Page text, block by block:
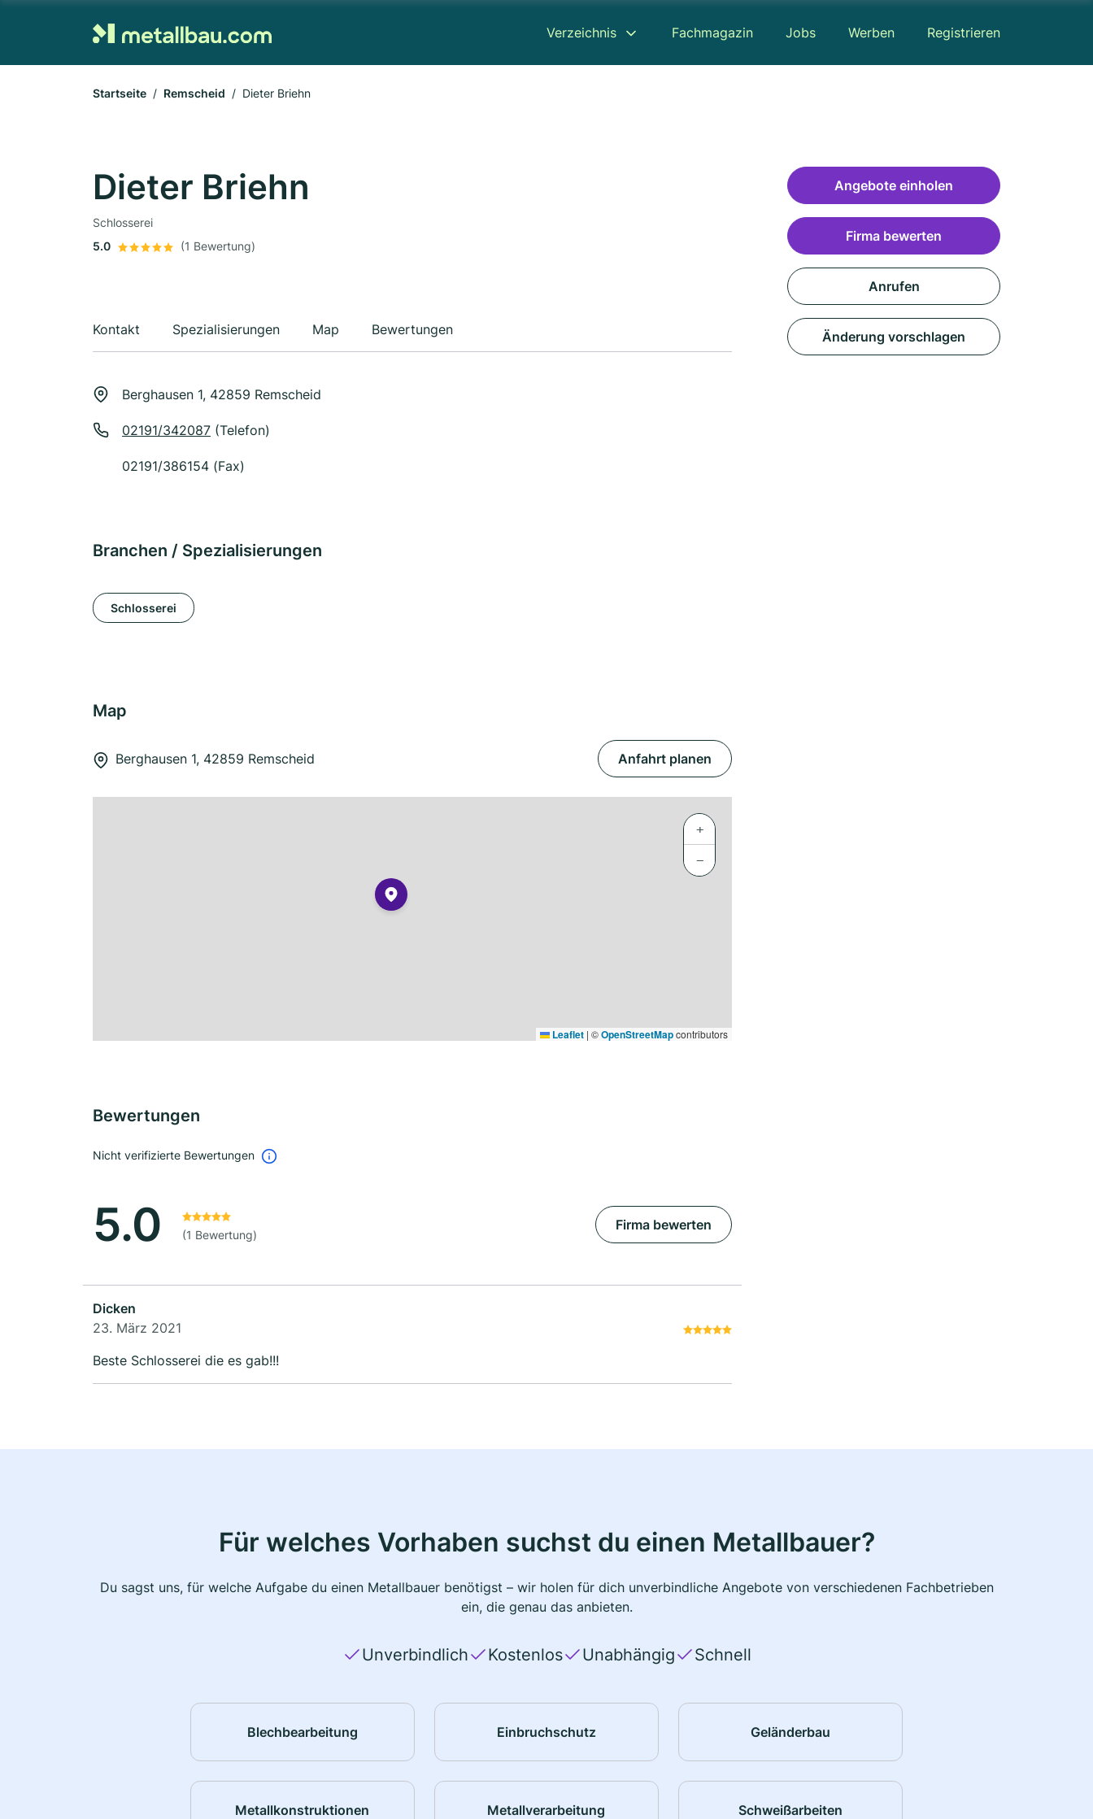
Verzeichnis Fachmagazin Jobs Werben Registrieren
Startseite Remscheid Dieter Briehn
Dieter Briehn
Schlosserei
5.0
(1 Bewertung)
Kontakt Spezialisierungen Map Bewertungen
Berghausen 1, 42859 Remscheid
02191/342087 (Telefon)
02191/386154 (Fax)
Branchen / Spezialisierungen
Schlosserei
Map
Berghausen 1, 42859 Remscheid Anfahrt planen
+
−
Leaflet | ©OpenStreetMapcontributors
Bewertungen
Nicht verifizierte Bewertungen
5.0 (1 Bewertung)
Firma bewerten
Dicken
23. März 2021
Beste Schlosserei die es gab!!!
Angebote einholen
Firma bewerten
Anrufen
Änderung vorschlagen
Für welches Vorhaben suchst du einen Metallbauer?
Du sagst uns, für welche Aufgabe du einen Metallbauer benötigst – wir holen für dich unverbindliche Angebote von verschiedenen Fachbetrieben
ein, die genau das anbieten.
Unverbindlich Kostenlos Unabhängig Schnell
Blechbearbeitung Einbruchschutz Geländerbau
Metallkonstruktionen Metallverarbeitung Schweißarbeiten